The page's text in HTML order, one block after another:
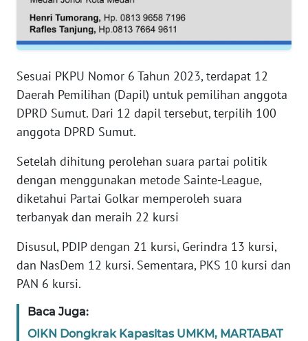
Sesuai PKPU Nomor 6 Tahun 2023, terdapat 12
Daerah Pemilihan (Dapil) untuk pemilihan anggota
DPRD Sumut. Dari 12 dapil tersebut, terpilih 100
anggota DPRD Sumut.
Setelah dihitung perolehan suara partai politik
dengan menggunakan metode Sainte-League,
diketahui Partai Golkar memperoleh suara
terbanyak dan meraih 22 kursi
Disusul, PDIP dengan 21 kursi, Gerindra 13 kursi,
dan NasDem 12 kursi. Sementara, PKS 10 kursi dan
PAN 6 kursi.
Baca Juga:
OIKN Dongkrak Kapasitas UMKM, MARTABAT
KEPRI
WN
WN
PAPUA
BARAT
WN
RIAU
WN
WN
JAMBI
WN
SULTRA